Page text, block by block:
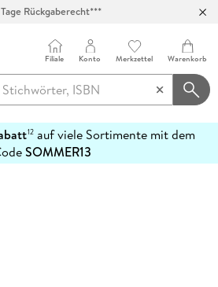
Rückgaberecht***
Filiale Konto Merkzettel Warenkorb
12auf viele Sortimente mit dem
SOMMER13